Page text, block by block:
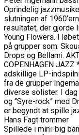
Oprindelig
slutningen af
resultatet, der gjorde
Young Flowers. I
på grupper som:
Drops og Bellami.
COPENHAGEN
adskillige LP-
fra de grupper
diverse solister. I
og “Syre-rock” med
er begyndt at spille
Hans Fagt trommer
Spillede i mini-big